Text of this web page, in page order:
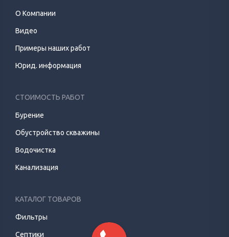
О Компании
Видео
Примеры наших работ
Юрид. информация
СТОИМОСТЬ РАБОТ
Бурение
Обустройство скважины
Водочистка
Канализация
КАТАЛОГ ТОВАРОВ
Фильтры
Септики